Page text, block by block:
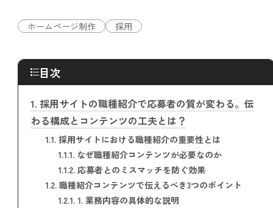
ホームページ制作 採用
目次
1. 採用サイトの職種紹介で応募者の質が変わる。伝
わる構成とコンテンツの工夫とは？
1.1.採用サイトにおける職種紹介の重要性とは
1.1.1.なぜ職種紹介コンテンツが必要なのか
1.1.2.応募者とのミスマッチを防ぐ効果
1.2.職種紹介コンテンツで伝えるべき3つのポイント
1.2.1.1. 業務内容の具体的な説明